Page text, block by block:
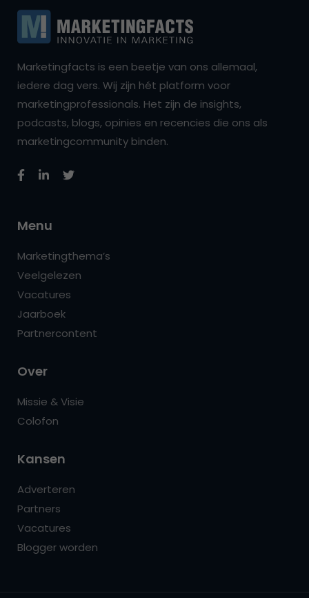
Marketingfacts is een beetje van ons allemaal,
iedere dag vers. Wij zijn hét platform voor
marketingprofessionals. Het zijn de insights,
podcasts, blogs, opinies en recencies die ons als
marketingcommunity binden.
Menu
Marketingthema’s
Veelgelezen
Vacatures
Jaarboek
Partnercontent
Over
Missie & Visie
Colofon
Kansen
Adverteren
Partners
Vacatures
Blogger worden